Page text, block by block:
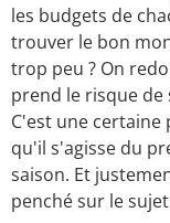
les budgets de
trouver le bon
trop peu ? On
prend le risque de
C'est une certaine
qu'il s'agisse du
saison. Et
penché sur le